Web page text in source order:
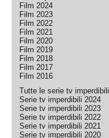
Film 2024
Film 2023
Film 2022
Film 2021
Film 2020
Film 2019
Film 2018
Film 2017
Film 2016
Tutte le serie tv imperdibili
Serie tv imperdibili 2024
Serie tv imperdibili 2023
Serie tv imperdibili 2022
Serie tv imperdibili 2021
Serie tv imperdibili 2020